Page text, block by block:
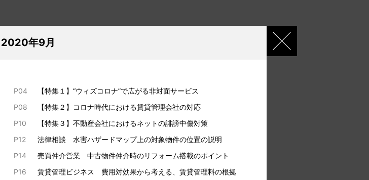
2020年9月
P04
【特集１】“ウィズコロナ”で広がる非対面サービス
P08
【特集２】コロナ時代における賃貸管理会社の対応
P10
【特集３】不動産会社におけるネットの誹謗中傷対策
P12
法律相談 水害ハザードマップ上の対象物件の位置の説明
P14
売買仲介営業 中古物件仲介時のリフォーム搭載のポイント
P16
賃貸管理ビジネス 費用対効果から考える、賃貸管理料の根拠